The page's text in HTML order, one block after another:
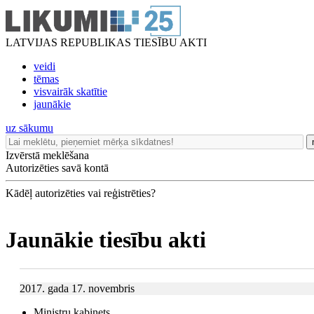
LATVIJAS REPUBLIKAS TIESĪBU AKTI
veidi
tēmas
visvairāk skatītie
jaunākie
uz sākumu
Izvērstā meklēšana
Autorizēties savā kontā
Kādēļ autorizēties vai reģistrēties?
Jaunākie tiesību akti
2017. gada 17. novembris